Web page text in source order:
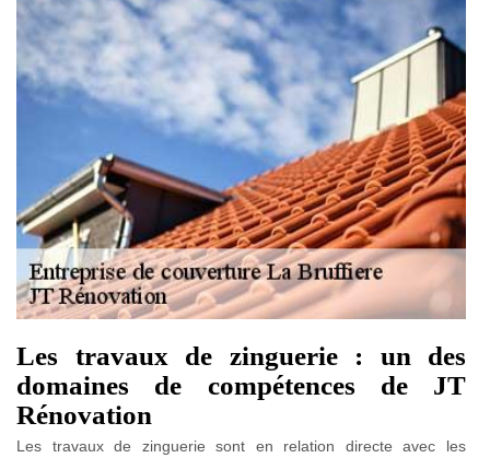
Les travaux de zinguerie : un des
domaines de compétences de JT
Rénovation
Les travaux de zinguerie sont en relation directe avec les